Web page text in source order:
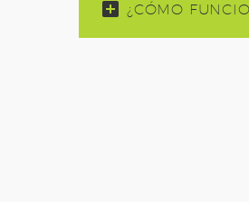
¿CÓMO